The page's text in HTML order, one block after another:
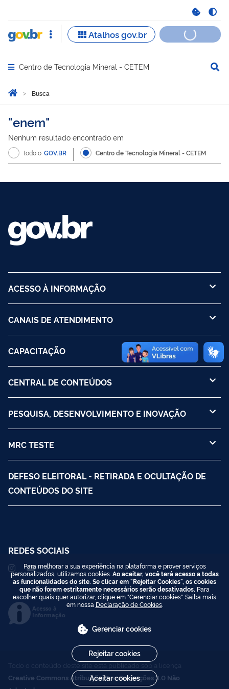
Abrir menu principal de navegação
Centro de Tecnologia Mineral - CETEM
Você está aqui:
Página Inicial
Busca
Busca
enem
Nenhum resultado encontrado em
todo o GOV.BR Centro de Tecnologia Mineral - CETEM
ACESSO À INFORMAÇÃO
CANAIS DE ATENDIMENTO
CAPACITAÇÃO
CENTRAL DE CONTEÚDOS
PESQUISA, DESENVOLVIMENTO E INOVAÇÃO
MRC TESTE
DEFESO ELEITORAL - RETIRADA E OCULTAÇÃO DE
CONTEÚDOS DO SITE
REDES SOCIAIS
Acesso à
Informação
Todo o conteúdo deste site está publicado sob a licença
Creative Commons Atribuição-SemDerivações 3.0 Não
Para melhorar a sua experiência na plataforma e prover serviços
personalizados, utilizamos cookies. Ao aceitar, você terá acesso a todas
as funcionalidades do site. Se clicar em "Rejeitar Cookies", os cookies
que não forem estritamente necessários serão desativados. Para
escolher quais quer autorizar, clique em "Gerenciar cookies". Saiba mais
em nossa Declaração de Cookies.
Gerenciar cookies
Rejeitar cookies
Aceitar cookies